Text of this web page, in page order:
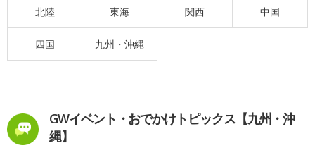
北陸 東海 関西 中国
四国 九州・沖縄
GWイベント・おでかけトピックス【九州・沖
縄】